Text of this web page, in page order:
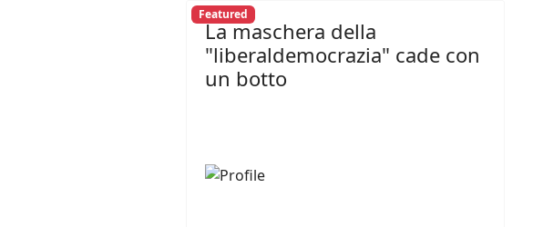
Featured
La maschera della
"liberaldemocrazia" cade con
un botto